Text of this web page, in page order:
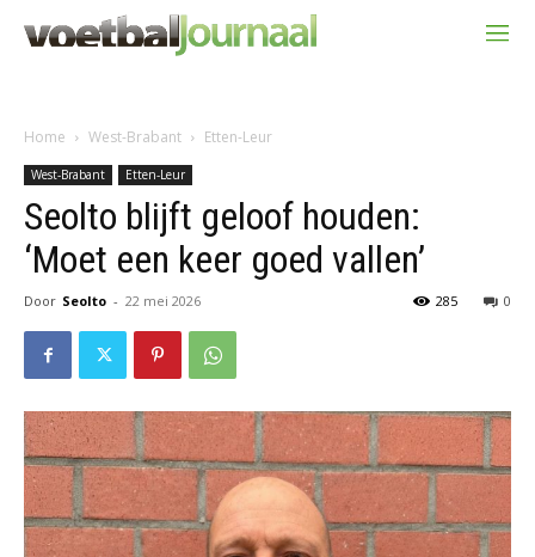
Home West-Brabant Etten-Leur
West-Brabant Etten-Leur
Seolto blijft geloof houden:
‘Moet een keer goed vallen’
Door Seolto - 22 mei 2026 0
285